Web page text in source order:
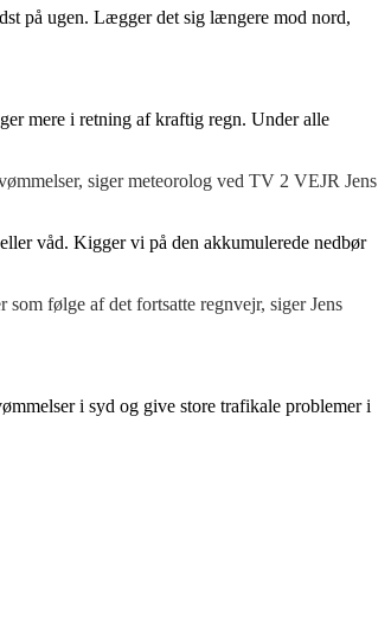
på ugen. Lægger det sig længere mod nord,
mere i retning af kraftig regn. Under alle
siger meteorolog ved TV 2 VEJR Jens
våd. Kigger vi på den akkumulerede nedbør
følge af det fortsatte regnvejr, siger Jens
i syd og give store trafikale problemer i